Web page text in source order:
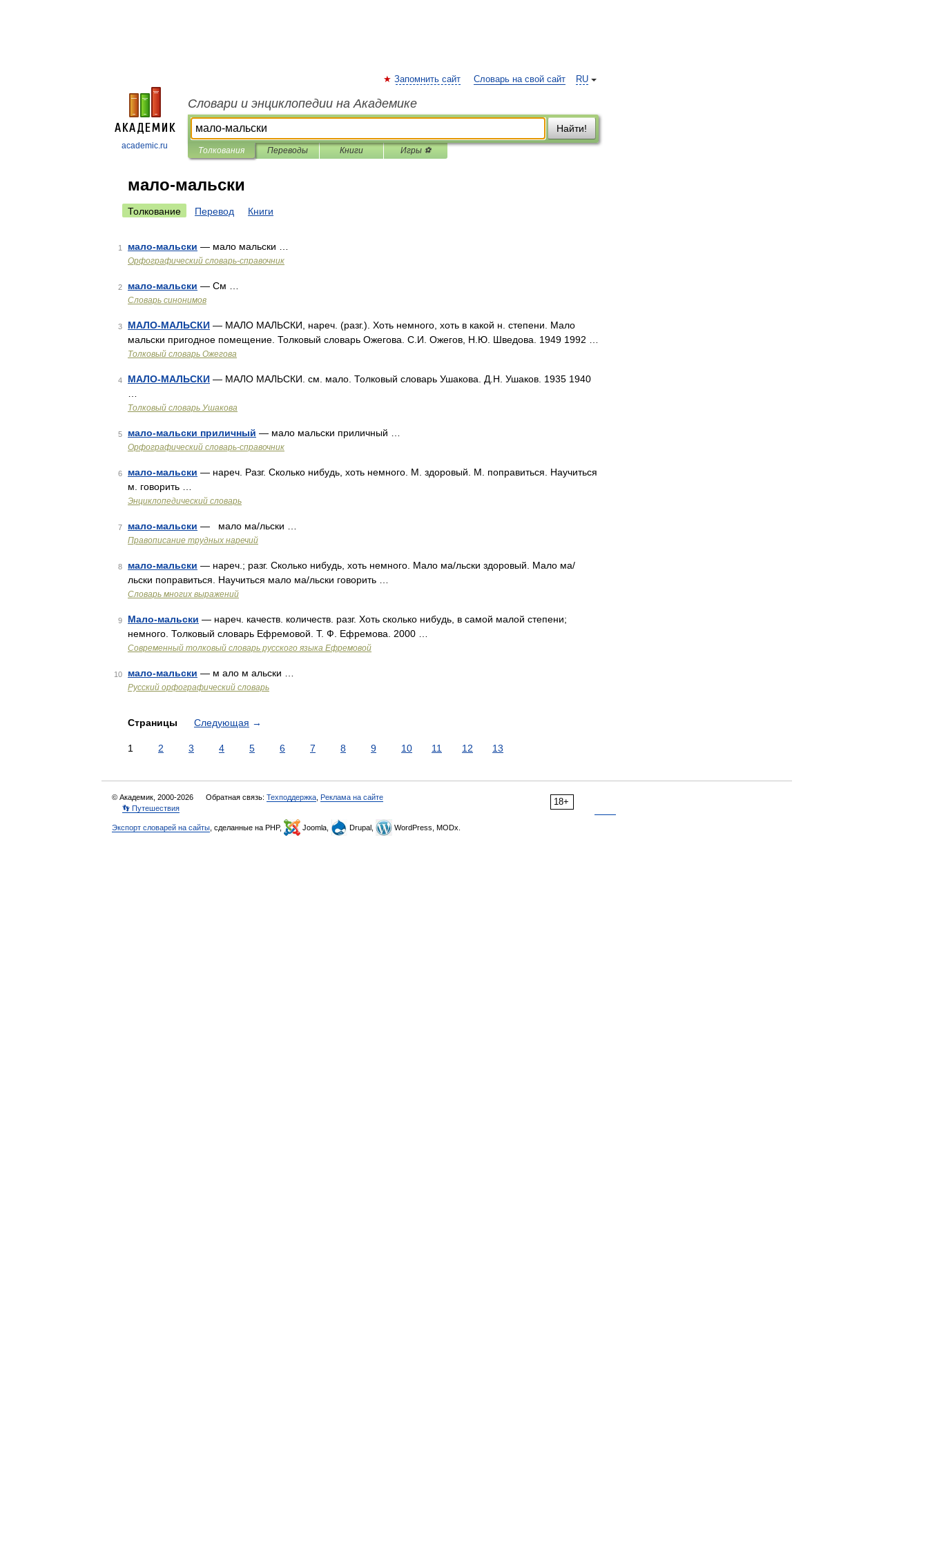
academic.ru
RU
Запомнить сайт Словарь на свой сайт
Словари и энциклопедии на Академике
Найти!
Толкования Переводы Книги Игры ⚽
мало-мальски
Толкование Перевод Книги
1 мало-мальски — мало мальски …
Орфографический словарь-справочник
2 мало-мальски — См …
Словарь синонимов
3 МАЛО-МАЛЬСКИ — МАЛО МАЛЬСКИ, нареч. (разг.). Хоть немного, хоть в какой н. степени. Мало
мальски пригодное помещение. Толковый словарь Ожегова. С.И. Ожегов, Н.Ю. Шведова. 1949 1992 …
Толковый словарь Ожегова
4 МАЛО-МАЛЬСКИ — МАЛО МАЛЬСКИ. см. мало. Толковый словарь Ушакова. Д.Н. Ушаков. 1935 1940
Толковый словарь Ушакова
5 мало-мальски приличный — мало мальски приличный …
Орфографический словарь-справочник
6 мало-мальски — нареч. Разг. Сколько нибудь, хоть немного. М. здоровый. М. поправиться. Научиться
м. говорить …
Энциклопедический словарь
7 мало-мальски — мало ма/льски …
Правописание трудных наречий
8 мало-мальски — нареч.; разг. Сколько нибудь, хоть немного. Мало ма/льски здоровый. Мало ма/
льски поправиться. Научиться мало ма/льски говорить …
Словарь многих выражений
9 Мало-мальски — нареч. качеств. количеств. разг. Хоть сколько нибудь, в самой малой степени;
немного. Толковый словарь Ефремовой. Т. Ф. Ефремова. 2000 …
Современный толковый словарь русского языка Ефремовой
10 мало-мальски — м ало м альски …
Русский орфографический словарь
Страницы Следующая →
1 2 3 4 5 6 7 8 9 10 11 12 13
18+
© Академик, 2000-2026 Обратная связь: Техподдержка Реклама на сайте
👣 Путешествия
Экспорт словарей на сайты , сделанные на PHP, Joomla, Drupal, WordPress, MODx.